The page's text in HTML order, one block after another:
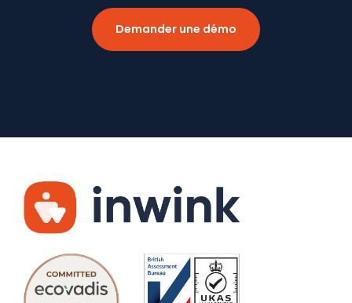
Demander une démo